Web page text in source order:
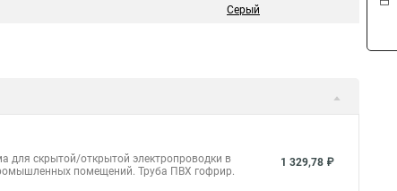
Серый
для скрытой/открытой электропроводки в
помещений. Труба ПВХ гофрир.
1 329,78 ₽